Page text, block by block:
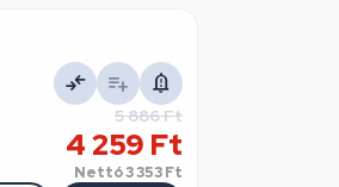
5 886 Ft
4 259 Ft
Nettó3 353 Ft